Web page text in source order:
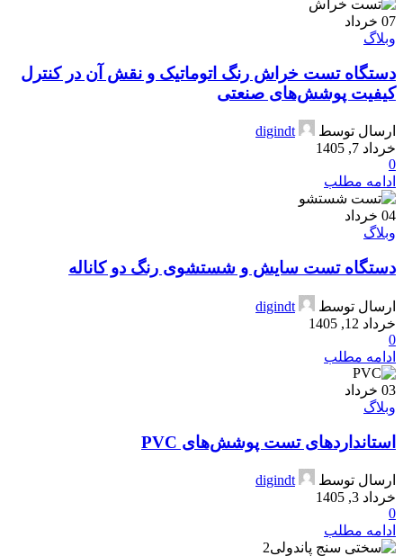
07 خرداد
وبلاگ
دستگاه تست خراش رنگ اتوماتیک و نقش آن در کنترل
کیفیت پوشش‌های صنعتی
ارسال توسط
digindt
خرداد 7, 1405
0
ادامه مطلب
04 خرداد
وبلاگ
دستگاه تست سایش و شستشوی رنگ دو کاناله
ارسال توسط
digindt
خرداد 12, 1405
0
ادامه مطلب
03 خرداد
وبلاگ
استانداردهای تست پوشش‌های PVC
ارسال توسط
digindt
خرداد 3, 1405
0
ادامه مطلب